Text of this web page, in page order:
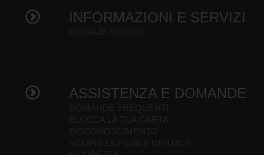
INFORMAZIONI E SERVIZI
ASSISTENZA E DOMANDE